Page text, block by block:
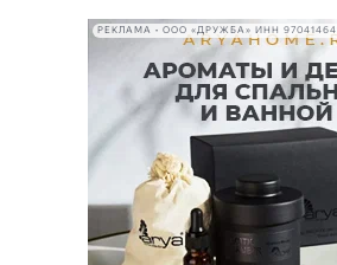
РЕКЛАМА • ООО «ДРУЖБА» ИНН